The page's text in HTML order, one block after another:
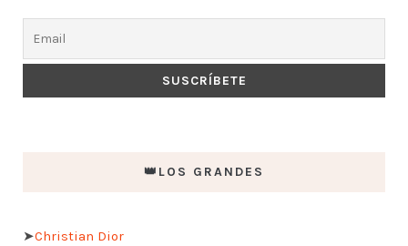
👑LOS GRANDES
➤Christian Dior